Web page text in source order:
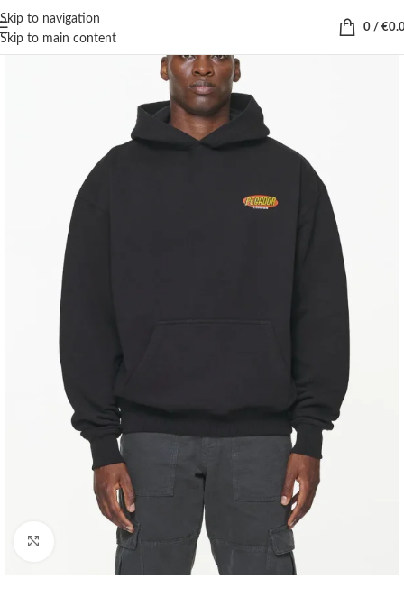
Skip to navigation
Skip to main content
0 / €
Click to enlarge